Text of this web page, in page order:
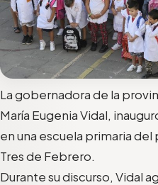
La gobernadora de la
María Eugenia Vidal,
en una escuela primaria
Tres de Febrero.
Durante su discurso, Vidal